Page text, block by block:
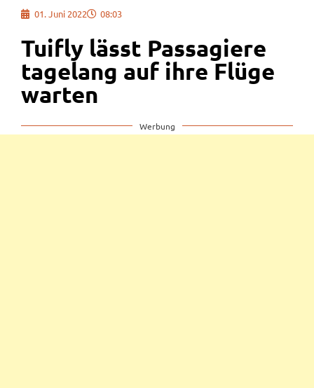
01. Juni 2022 08:03
Tuifly lässt Passagiere
tagelang auf ihre Flüge
warten
Werbung